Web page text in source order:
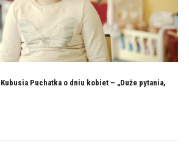
Puchatka o dniu kobiet – „Duże pytania,